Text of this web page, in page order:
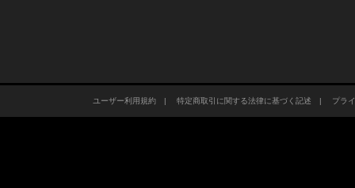
ユーザー利用規約| 特定商取引に関する法律に基づく記述 | プラ